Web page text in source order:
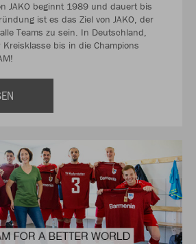
JAKO beginnt 1989 und dauert bis
ist es das Ziel von JAKO, der
Teams zu sein. In Deutschland,
bis in die Champions